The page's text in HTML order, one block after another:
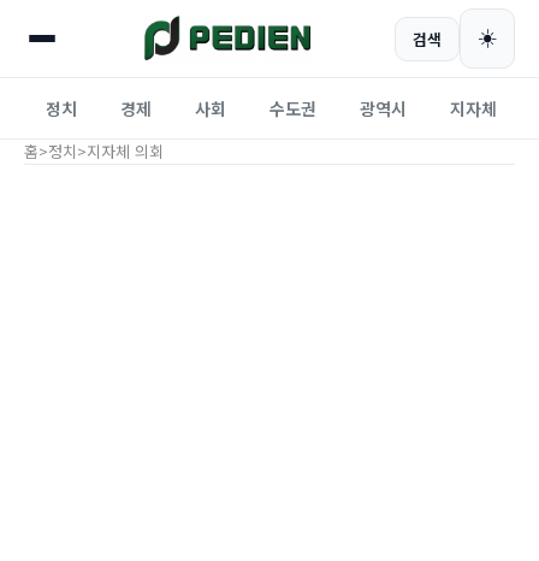
검색 ☀️
정치 경제 사회 수도권 광역시 지자체
홈>정치>지자체 의회